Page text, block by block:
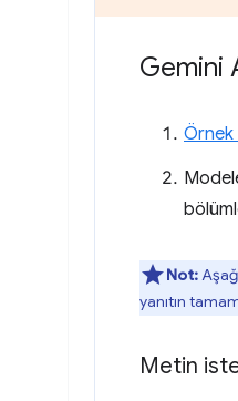
Gemini
Örnek
Not:
yanıtın
Metin